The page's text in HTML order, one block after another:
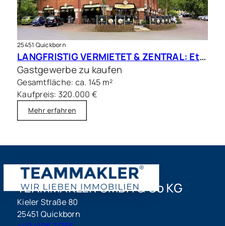
25451 Quickborn
LANGFRISTIG VERMIETET & ZENTRAL: Etablierte Gastrofläche in frequentierter Citylage
Gastgewerbe zu kaufen
Gesamtfläche: ca. 145 m²
Kaufpreis: 320.000 €
Mehr erfahren
TEAMMAKLER GMBH & Co KG
Kieler Straße 80
25451 Quickborn